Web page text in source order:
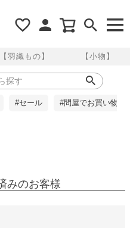
【羽織もの】 【小物】
#セール #問屋でお買い物
みのお客様